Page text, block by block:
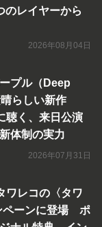
のレイヤーから
2026年08月04日
プル（Deep
らしい新作
聴く、来日公演
体制の実力
2026年07月31日
ワレコの〈タワ
ペーンに登場 ポ